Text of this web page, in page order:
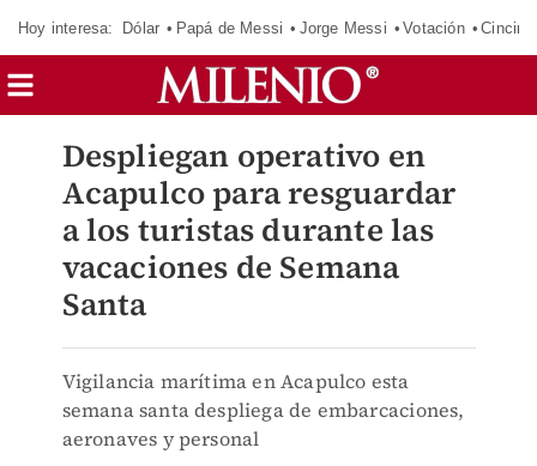
Hoy interesa: Dólar Papá de Messi Jorge Messi Votación
Despliegan operativo en
Acapulco para resguardar
a los turistas durante las
vacaciones de Semana
Santa
Vigilancia marítima en Acapulco esta
semana santa despliega de embarcaciones,
aeronaves y personal